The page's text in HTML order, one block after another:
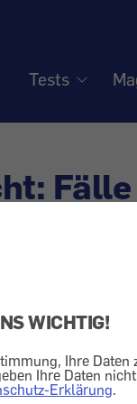
WICHTIG!
Ihre Daten
Ihre Daten
Erklärung.
Tests